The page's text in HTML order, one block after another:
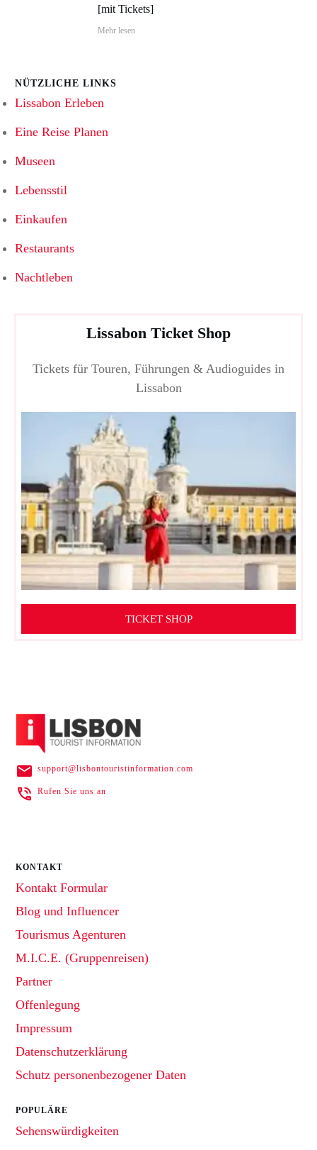
[mit Tickets]
Mehr lesen
NÜTZLICHE LINKS
Lissabon Erleben
Eine Reise Planen
Museen
Lebensstil
Einkaufen
Restaurants
Nachtleben
Lissabon Ticket Shop
Tickets für Touren, Führungen & Audioguides in
Lissabon
TICKET SHOP
support@lisbontouristinformation.com
Rufen Sie uns an
KONTAKT
Kontakt Formular
Blog und Influencer
Tourismus Agenturen
M.I.C.E. (Gruppenreisen)
Partner
Offenlegung
Impressum
Datenschutzerklärung
Schutz personenbezogener Daten
POPULÄRE
Sehenswürdigkeiten